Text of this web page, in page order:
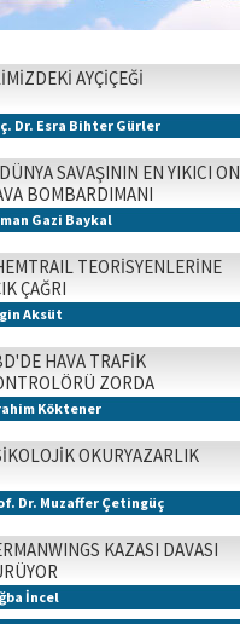
AYÇİÇEĞİ
Dr. Esra Bihter Gürler
SAVAŞININ EN YIKICI ON
BOMBARDIMANI
Gazi Baykal
TEORİSYENLERİNE
ÇAĞRI
Aksüt
HAVA TRAFİK
ZORDA
Köktener
OKURYAZARLIK
Dr. Muzaffer Çetingüç
KAZASI DAVASI
İncel